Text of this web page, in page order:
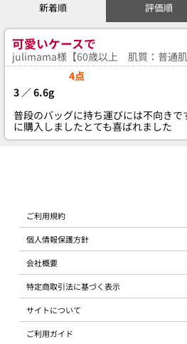
新着順 評価順
可愛いケースで
julimama様【60歳以上 肌質：普通肌
4点
3 ／ 6.6g
普段のバッグに持ち運びには不向き
に購入しましたとても喜ばれました
ご利用規約
個人情報保護方針
会社概要
特定商取引法に基づく表示
サイトについて
ご利用ガイド